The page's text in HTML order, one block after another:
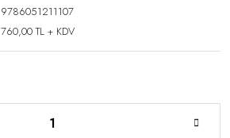
9786051211107
760,00 TL + KDV